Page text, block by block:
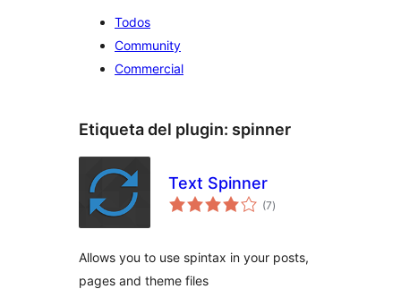
Todos
Community
Commercial
Etiqueta del plugin: spinner
Text Spinner
(7total
de
)
Allows you to use spintax in your posts,
pages and theme files